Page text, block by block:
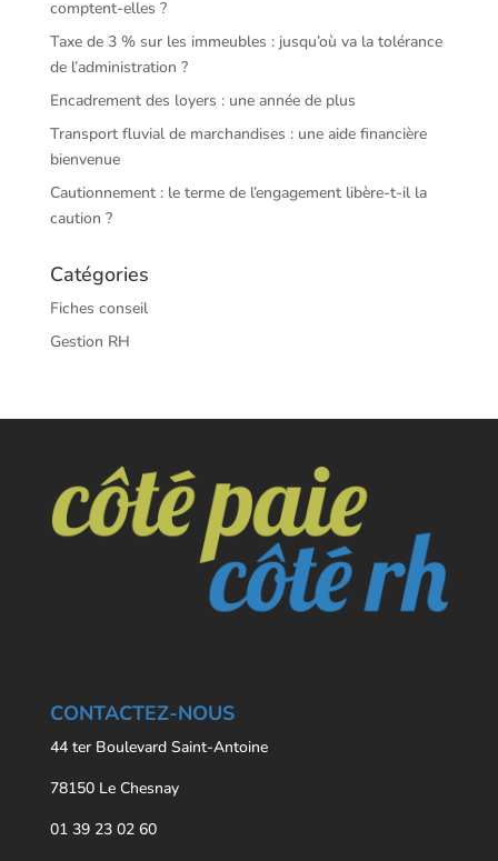
comptent-elles ?
Taxe de 3 % sur les immeubles : jusqu’où va la tolérance
de l’administration ?
Encadrement des loyers : une année de plus
Transport fluvial de marchandises : une aide financière
bienvenue
Cautionnement : le terme de l’engagement libère-t-il la
caution ?
Catégories
Fiches conseil
Gestion RH
CONTACTEZ-NOUS
44 ter Boulevard Saint-Antoine
78150 Le Chesnay
01 39 23 02 60